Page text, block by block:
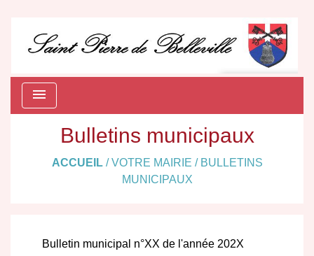
menu
Bulletins municipaux
ACCUEIL/VOTRE MAIRIE / BULLETINS
MUNICIPAUX
Bulletin municipal n°XX de l'année 202X